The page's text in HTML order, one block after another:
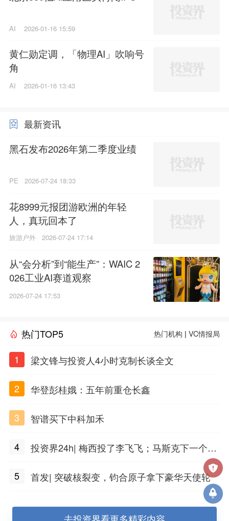
AI 2026-01-16 15:59
黄仁勋定调，「物理AI」吹响号
角
AI 2026-01-16 13:43
最新资讯
黑石发布2026年第二季度业绩
PE 2026-07-24 18:33
花8999元报团游欧洲的年轻
人，真玩回本了
旅游户外 2026-07-24 17:14
从“会分析”到“能生产”：WAIC 2
026工业AI赛道观察
2026-07-24 17:53
热门TOP5 热门机构 |VC情报局
1 梁文锋与投资人4小时克制长谈全文
2 华登彭桂娥：五年前重仓长鑫
3 智谱买下中科加禾
4
投资界24h| 梅西投了李飞飞；马斯克下一个万
5
首发| 突破核裂变，钧合原子拿下豪华天使轮
去投资界看更多精彩内容